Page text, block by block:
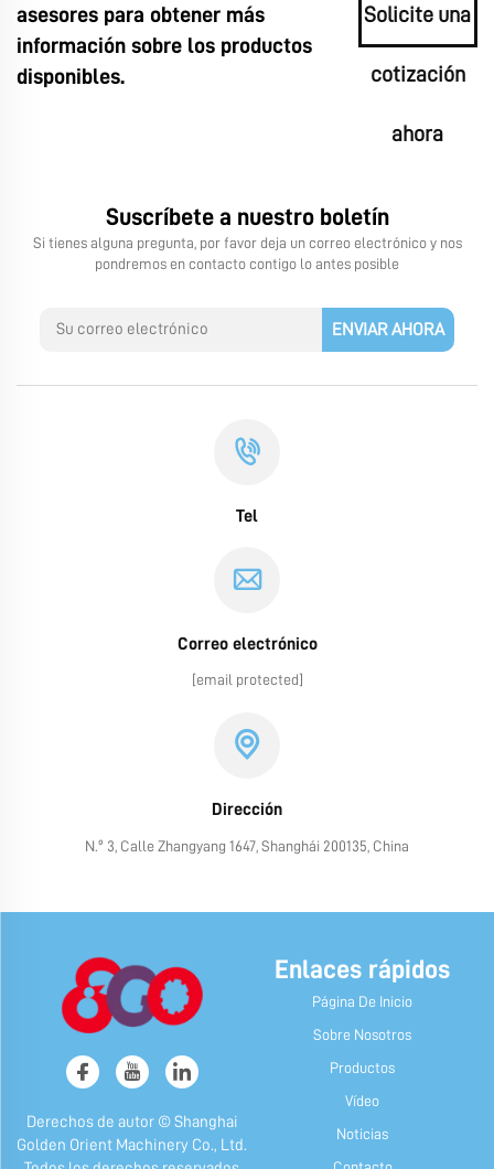
asesores para obtener más
información sobre los productos
disponibles.
Solicite una
cotización
ahora
Suscríbete a nuestro boletín
Si tienes alguna pregunta, por favor deja un correo electrónico y nos
pondremos en contacto contigo lo antes posible
ENVIAR AHORA
Tel
Correo electrónico
[email protected]
Dirección
N.º 3, Calle Zhangyang 1647, Shanghái 200135, China
Derechos de autor © Shanghai
Golden Orient Machinery Co., Ltd.
Enlaces rápidos
Página De Inicio
Sobre Nosotros
Productos
Vídeo
Noticias